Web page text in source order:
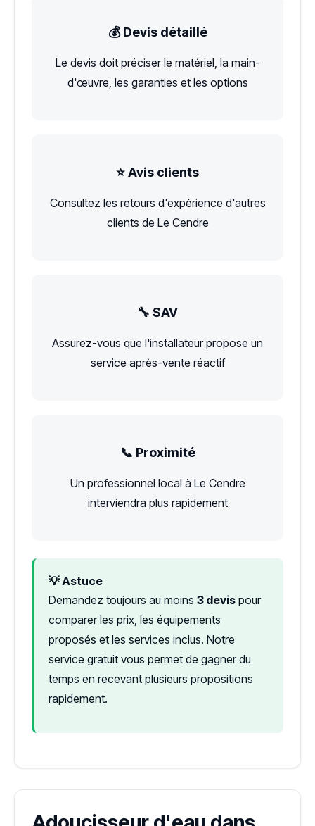
💰 Devis détaillé
Le devis doit préciser le matériel, la main-
d'œuvre, les garanties et les options
⭐ Avis clients
Consultez les retours d'expérience d'autres
clients de Le Cendre
🔧 SAV
Assurez-vous que l'installateur propose un
service après-vente réactif
📞 Proximité
Un professionnel local à Le Cendre
interviendra plus rapidement
💡 Astuce
Demandez toujours au moins 3 devis pour
comparer les prix, les équipements
proposés et les services inclus. Notre
service gratuit vous permet de gagner du
temps en recevant plusieurs propositions
rapidement.